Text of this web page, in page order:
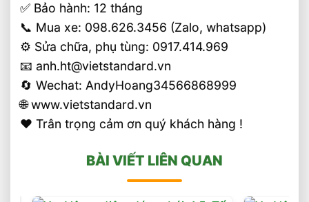
✅ Bảo hành: 12 tháng
📞 Mua xe: 098.626.3456 (Zalo, whatsapp)
⚙️ Sửa chữa, phụ tùng: 0917.414.969
📧 anh.ht@vietstandard.vn
🔄 Wechat: AndyHoang34566868999
🌐 www.vietstandard.vn
❤️ Trân trọng cảm ơn quý khách hàng !
BÀI VIẾT LIÊN QUAN